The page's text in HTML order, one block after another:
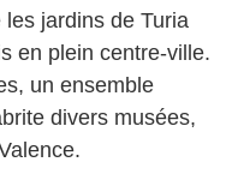
jardins de Turia
en plein centre-ville.
un ensemble
divers musées,